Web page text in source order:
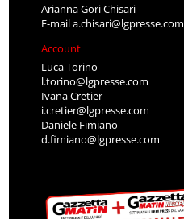
Arianna Gori Chisari
E-maila.chisari@lgpresse.com
Account
Luca Torino
l.torino@lgpresse.com
Ivana Cretier
i.cretier@lgpresse.com
Daniele Fimiano
d.fimiano@lgpresse.com